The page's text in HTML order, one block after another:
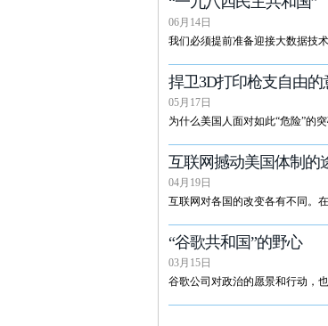
06月14日
我们必须提前准备迎接大数据技
捍卫3D打印枪支自由的
05月17日
为什么美国人面对如此“危险”的
互联网撼动美国体制的
04月19日
互联网对各国的改变各有不同。
“谷歌共和国”的野心
03月15日
谷歌公司对政治的愿景和行动，